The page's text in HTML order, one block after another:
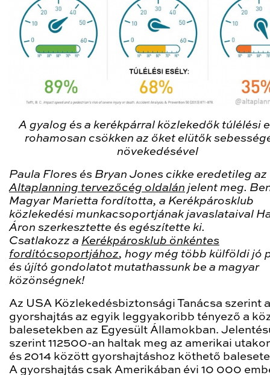
A gyalog és a kerékpárral közlekedők túlélési
rohamosan csökken az őket elütők
növekedésével
Paula Flores és Bryan Jones cikke eredetileg az
Altaplanning tervezőcég oldalán jelent meg.
Magyar Marietta fordította, a Kerékpárosklub
közlekedési munkacsoportjának javaslataival
Áron szerkesztette és egészítette ki.
Csatlakozz a Kerékpárosklub önkéntes
fordítócsoportjához, hogy még több külföldi jó
és újító gondolatot mutathassunk be a magyar
közönségnek!
Az USA Közlekedésbiztonsági Tanácsa szerint a
gyorshajtás az egyik leggyakoribb tényező a
balesetekben az Egyesült Államokban.
szerint 112500-an haltak meg az amerikai
és 2014 között gyorshajtáshoz köthető
A gyorshajtás csak Amerikában évi 10 000